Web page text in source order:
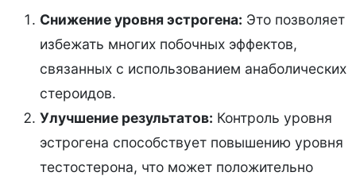
Снижение уровня эстрогена: Это позволяет
избежать многих побочных эффектов,
связанных с использованием анаболических
стероидов.
Улучшение результатов: Контроль уровня
эстрогена способствует повышению уровня
тестостерона, что может положительно